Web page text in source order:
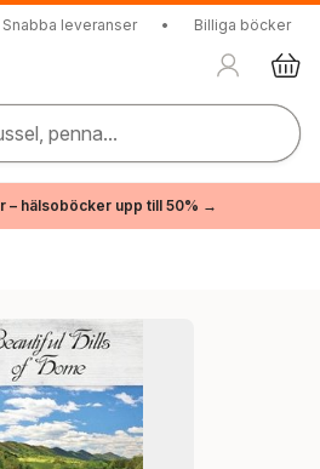
Snabba leveranser • Billiga böcker
penna...
– hälsoböcker upp till 50% →